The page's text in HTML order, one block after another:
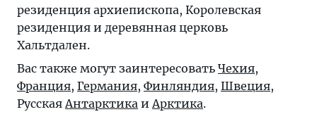
резиденция архиепископа, Королевская
резиденция и деревянная церковь
Хальтдален.
Вас также могут заинтересовать Чехия,
Франция, Германия, Финляндия, Швеция,
РусскаяАнтарктика иАрктика.